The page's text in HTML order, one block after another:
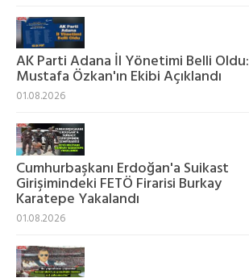
AK Parti Adana İl Yönetimi Belli Oldu:
Mustafa Özkan'ın Ekibi Açıklandı
01.08.2026
Cumhurbaşkanı Erdoğan'a Suikast
Girişimindeki FETÖ Firarisi Burkay
Karatepe Yakalandı
01.08.2026